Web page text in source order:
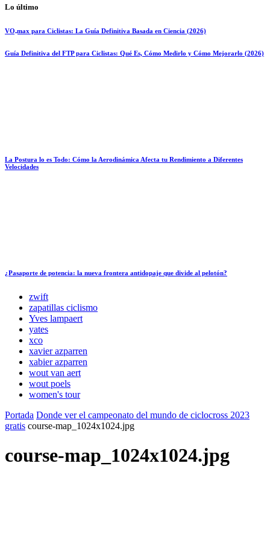
Lo último
VO₂max para Ciclistas: La Guía Definitiva Basada en Ciencia (2026)
Guía Definitiva del FTP para Ciclistas: Qué Es, Cómo Medirlo y Cómo Mejorarlo (2026)
La Postura lo es Todo: Cómo la Aerodinámica Afecta tu Rendimiento a Diferentes
Velocidades
¿Pasaporte de potencia: la nueva frontera antidopaje que divide al pelotón?
zwift
zapatillas ciclismo
Yves lampaert
yates
xco
xavier azparren
xabier azparren
wout van aert
wout poels
women's tour
Portada Donde ver el campeonato del mundo de ciclocross 2023
gratis course-map_1024x1024.jpg
course-map_1024x1024.jpg